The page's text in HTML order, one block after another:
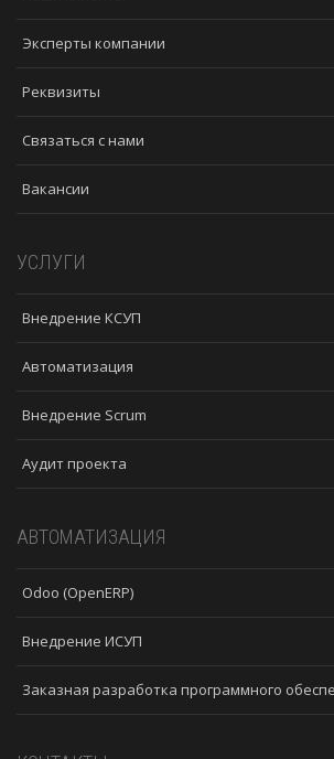
Эксперты компании
Реквизиты
Связаться с нами
Вакансии
УСЛУГИ
Внедрение КСУП
Автоматизация
Внедрение Scrum
Аудит проекта
АВТОМАТИЗАЦИЯ
Odoo (OpenERP)
Внедрение ИСУП
Заказная разработка программного